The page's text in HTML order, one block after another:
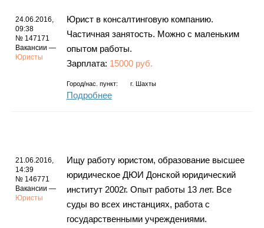
24.06.2016,
09:38
№ 147171
Вакансии —
Юристы
Юрист в консалтинговую компанию.
Частичная занятость. Можно с маленьким
опытом работы.
Зарплата: 15000 руб.
Город/нас. пункт: г. Шахты
Подробнее
21.06.2016,
14:39
№ 146771
Вакансии —
Юристы
Ищу работу юристом, образование высшее
юридическое ДЮИ Донской юридический
институт 2002г. Опыт работы 13 лет. Все
суды во всех инстанциях, работа с
государственными учреждениями.